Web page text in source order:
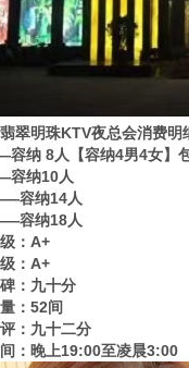
翠明珠KTV夜总会消费明
纳 8人【容纳4男4女】
纳10人
容纳14人
容纳18人
：A+
：A+
：九十分
：52间
：九十二分
：晚上19:00至凌晨3:00